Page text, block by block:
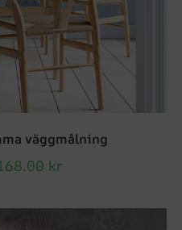
väggmålning
kr